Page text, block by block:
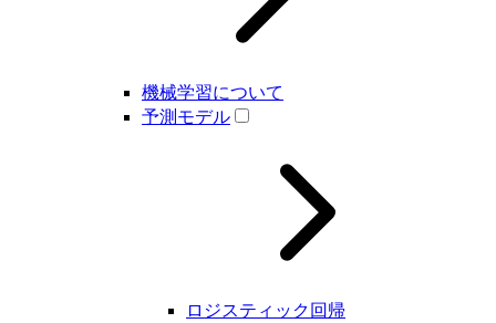
機械学習について
予測モデル
ロジスティック回帰